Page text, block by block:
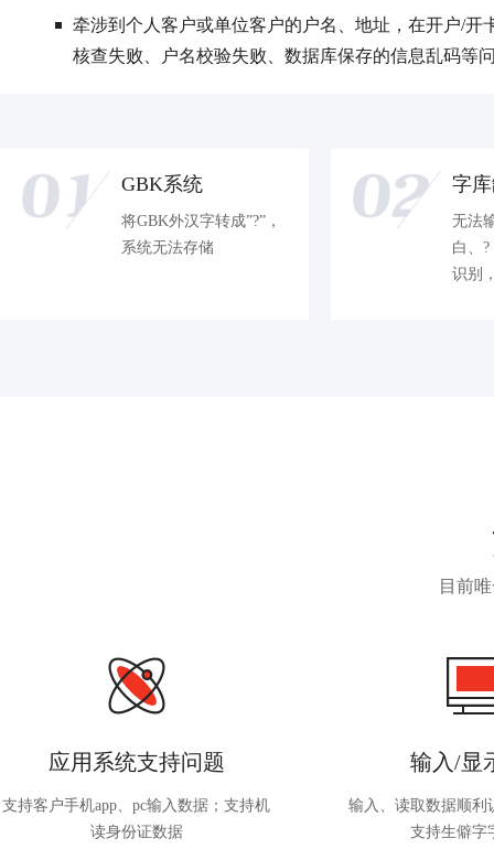
牵涉到个人客户或单位客户的户名、地址，在开户/
核查失败、户名校验失败、数据库保存的信息乱码等
GBK系统
将GBK外汉字转成”?”，
系统无法存储
字
无法
白、
识别
目前
应用系统支持问题
支持客户手机app、pc输入数据；支持机
读身份证数据
输入/显
输入、读取数据顺利
支持生僻字